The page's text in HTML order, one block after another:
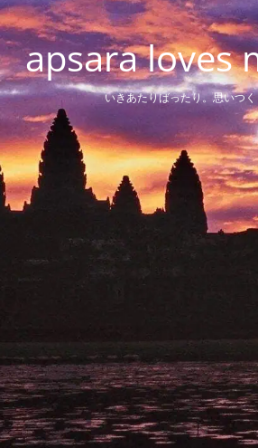
apsara loves
いきあたりばったり。思いつく